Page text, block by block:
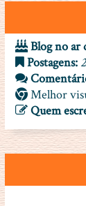
Blog no ar
Postagens:
Melhor
Quem